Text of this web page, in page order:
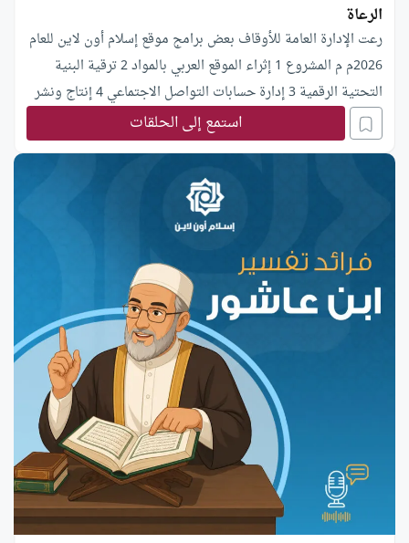
الرعاة
رعت الإدارة العامة للأوقاف بعض برامج موقع إسلام أون لاين للعام
2026م م المشروع 1 إثراء الموقع العربي بالمواد 2 ترقية البنية
التحتية الرقمية 3 إدارة حسابات التواصل الاجتماعي 4 إنتاج ونشر
صوتيات 5 التسويق الإلكتروني ﻧﺒﺬة ﻋﻦ اﻟﻮﻗﻒ اﻟﻮﻗﻒ ﺳﻨﺔ ﻣﻦ
ﺳﻨﻦ اﻟﻨﺒﻲ ﷺ اﻟﻘﻮﻟﻴﺔ واﻟﻔﻌﻠﻴﺔ، ﻓﻘﺪ وﻗﻒ اﻟﻨﺒﻲ ﷺ وﺣﺚ ﻋﻠﻰ
استمع إلى الحلقات